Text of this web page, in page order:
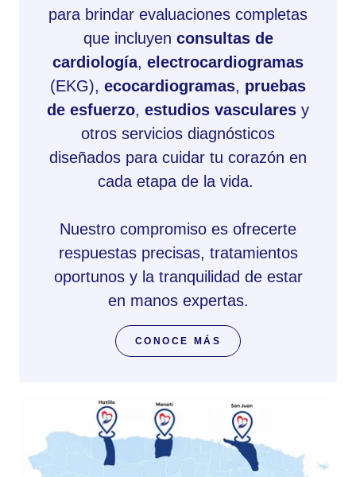
para brindar evaluaciones completas
que incluyen consultas de
cardiología, electrocardiogramas
(EKG), ecocardiogramas, pruebas
de esfuerzo, estudios vasculares y
otros servicios diagnósticos
diseñados para cuidar tu corazón en
cada etapa de la vida.
Nuestro compromiso es ofrecerte
respuestas precisas, tratamientos
oportunos y la tranquilidad de estar
en manos expertas.
CONOCE MÁS